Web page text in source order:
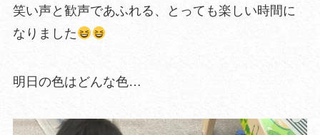
笑い声と歓声であふれる、とっても楽しい時間に
なりました
明日の色はどんな色…